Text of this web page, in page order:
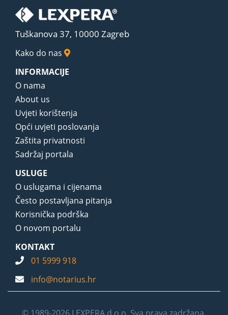
Tuškanova 37, 10000 Zagreb
Kako do nas
INFORMACIJE
O nama
About us
Uvjeti korištenja
Opći uvjeti poslovanja
Zaštita privatnosti
Sadržaj portala
USLUGE
O uslugama i cijenama
Često postavljana pitanja
Korisnička podrška
O novom portalu
KONTAKT
01 5999 918
info@notarius.hr